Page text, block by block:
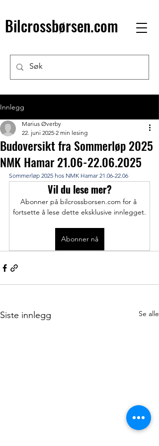
Bilcrossbørsen.com
Innlegg
Budoversikt fra Sommerløp 2025
NMK Hamar 21.06-22.06.2025
Marius Øverby
22. juni 2025 2 min lesing
Sommerløp 2025 hos NMK Hamar 21.06-22.06
Vil du lese mer?
Abonner på bilcrossborsen.com for å
fortsette å lese dette eksklusive innlegget.
Abonner nå
Siste innlegg Se alle